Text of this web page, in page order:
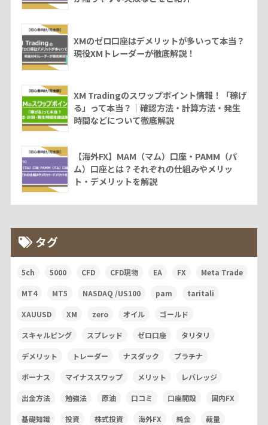
XMのゼロ口座はデメリットが多いって本当？
現役XMトレーダーが徹底解説！
XM Tradingのスワップポイント情報！「稼げ
る」って本当？｜確認方法・計算方法・発生
時間などについて徹底解説
【海外FX】MAM（マム）口座・PAMM（パ
ム）口座とは？それぞれの仕組みやメリッ
ト・デメリットを解説
タグ
5ch 5000 CFD CFD現物 EA FX Meta Trade
MT4 MT5 NASDAQ /US100 pam taritali
XAUUSD XM zero オイル ゴールド
スキャルピング スプレッド ゼロ口座 タリタリ
デメリット トレーダー ナスダック プラチナ
ボーナス マイナススワップ メリット レバレッジ
出金方法 勉強法 原油 口コミ 口座開設 国内FX
基礎知識 投資 株式投資 海外FX 純金 裁量